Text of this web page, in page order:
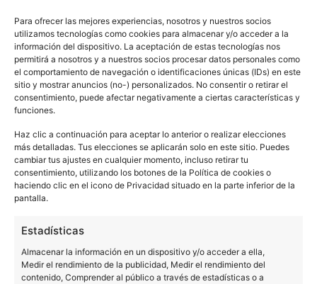
Para ofrecer las mejores experiencias, nosotros y nuestros socios
utilizamos tecnologías como cookies para almacenar y/o acceder a la
información del dispositivo. La aceptación de estas tecnologías nos
permitirá a nosotros y a nuestros socios procesar datos personales como
el comportamiento de navegación o identificaciones únicas (IDs) en este
sitio y mostrar anuncios (no-) personalizados. No consentir o retirar el
consentimiento, puede afectar negativamente a ciertas características y
funciones.
Haz clic a continuación para aceptar lo anterior o realizar elecciones
más detalladas. Tus elecciones se aplicarán solo en este sitio. Puedes
cambiar tus ajustes en cualquier momento, incluso retirar tu
consentimiento, utilizando los botones de la Política de cookies o
haciendo clic en el icono de Privacidad situado en la parte inferior de la
pantalla.
Estadísticas
Almacenar la información en un dispositivo y/o acceder a ella,
Medir el rendimiento de la publicidad, Medir el rendimiento del
contenido, Comprender al público a través de estadísticas o a
Te puede interesar
6 Turntables. 60
Minutes. Pure Vinyl
Technics celebra 60
años de maestría en
vinilo con eventos